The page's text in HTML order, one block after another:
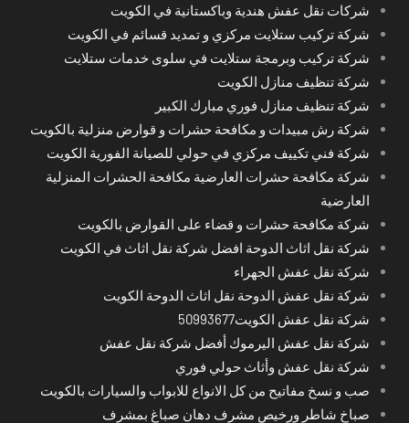
شركات نقل عفش هندية وباكستانية في الكويت
شركة تركيب ستلايت مركزي و تمديد قسائم في الكويت
شركة تركيب وبرمجة ستلايت في سلوى خدمات ستلايت
شركة تنظيف منازل الكويت
شركة تنظيف منازل فوري مبارك الكبير
شركة رش مبيدات و مكافحة حشرات و قوارض منزلية بالكويت
شركة فني تكييف مركزي في حولي للصيانة الفورية الكويت
شركة مكافحة حشرات العارضية مكافحة الحشرات المنزلية
العارضية
شركة مكافحة حشرات و قضاء على القوارض بالكويت
شركة نقل اثاث الدوحة افضل شركة نقل اثاث في الكويت
شركة نقل عفش الجهراء
شركة نقل عفش الدوحة نقل اثاث الدوحة الكويت
شركة نقل عفش الكويت50993677
شركة نقل عفش اليرموك أفضل شركة نقل عفش
شركة نقل عفش وأثاث حولي فوري
صب و نسخ مفاتيح من كل الانواع للابواب والسيارات بالكويت
صباخ شاطر ورخيص مشرف دهان صباغ بمشرف